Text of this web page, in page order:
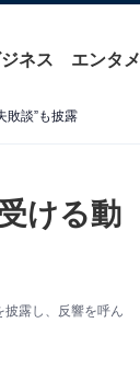
ネス エンタメ
敗談”も披露
ける動
披露し、反響を呼ん